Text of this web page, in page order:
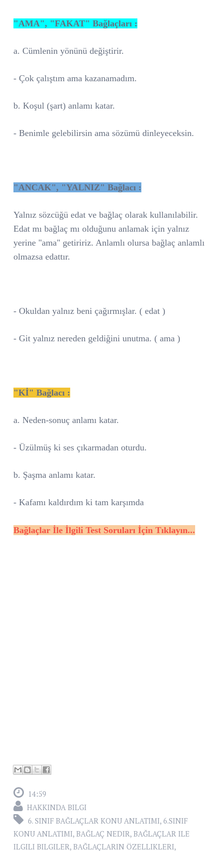
"AMA", "FAKAT" Bağlaçları :
a. Cümlenin yönünü değiştirir.
- Çok çalıştım ama kazanamadım.
b. Koşul (şart) anlamı katar.
- Benimle gelebilirsin ama sözümü dinleyeceksin.
"ANCAK", "YALNIZ" Bağlacı :
Yalnız sözcüğü edat ve bağlaç olarak kullanılabilir.
Edat mı bağlaç mı olduğunu anlamak için yalnız
yerine "ama" getiririz. Anlamlı olursa bağlaç anlamlı
olmazsa edattır.
- Okuldan yalnız beni çağırmışlar. ( edat )
- Git yalnız nereden geldiğini unutma. ( ama )
"Kİ" Bağlacı :
a. Neden-sonuç anlamı katar.
- Üzülmüş ki ses çıkarmadan oturdu.
b. Şaşma anlamı katar.
- Kafamı kaldırdım ki tam karşımda
Bağlaçlar İle İlgili Test Soruları İçin Tıklayın...
14:59
HAKKINDA BILGI
6. SINIF BAĞLAÇLAR KONU ANLATIMI, 6.SINIF
KONU ANLATIMI, BAĞLAÇ NEDIR, BAĞLAÇLAR ILE
ILGILI BILGILER, BAĞLAÇLARIN ÖZELLIKLERI,